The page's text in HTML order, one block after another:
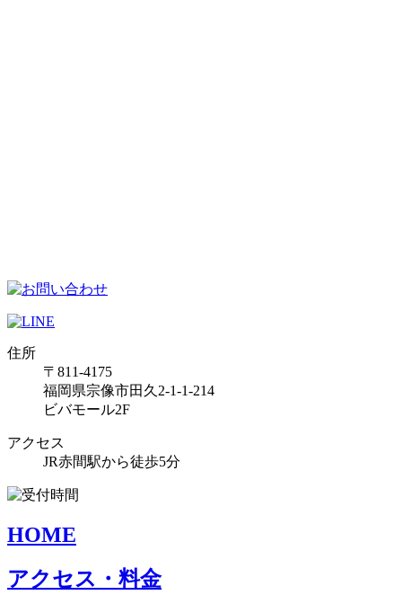
住所
〒811-4175
福岡県宗像市田久2-1-1-214
ビバモール2F
アクセス
JR赤間駅から徒歩5分
HOME
アクセス・料金